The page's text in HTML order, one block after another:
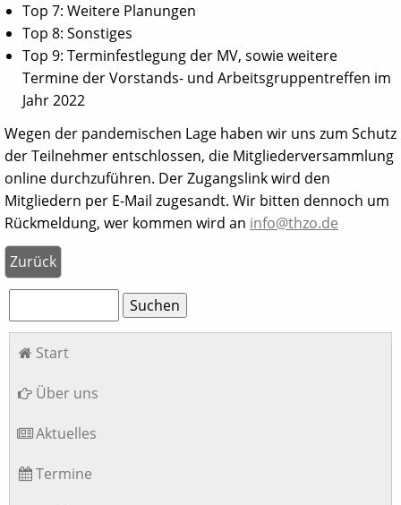
Top 7: Weitere Planungen
Top 8: Sonstiges
Top 9: Terminfestlegung der MV, sowie weitere
Termine der Vorstands- und Arbeitsgruppentreffen im
Jahr 2022
Wegen der pandemischen Lage haben wir uns zum Schutz
der Teilnehmer entschlossen, die Mitgliederversammlung
online durchzuführen. Der Zugangslink wird den
Mitgliedern per E-Mail zugesandt. Wir bitten dennoch um
Rückmeldung, wer kommen wird an info@thzo.de
Zurück
Suchen
Navigation
Start
Über uns
Aktuelles
Termine